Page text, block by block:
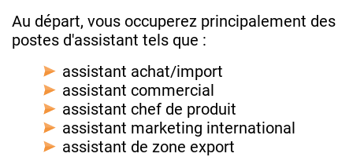
Au départ, vous occuperez principalement des
postes d'assistant tels que :
assistant achat/import
assistant commercial
assistant chef de produit
assistant marketing international
assistant de zone export